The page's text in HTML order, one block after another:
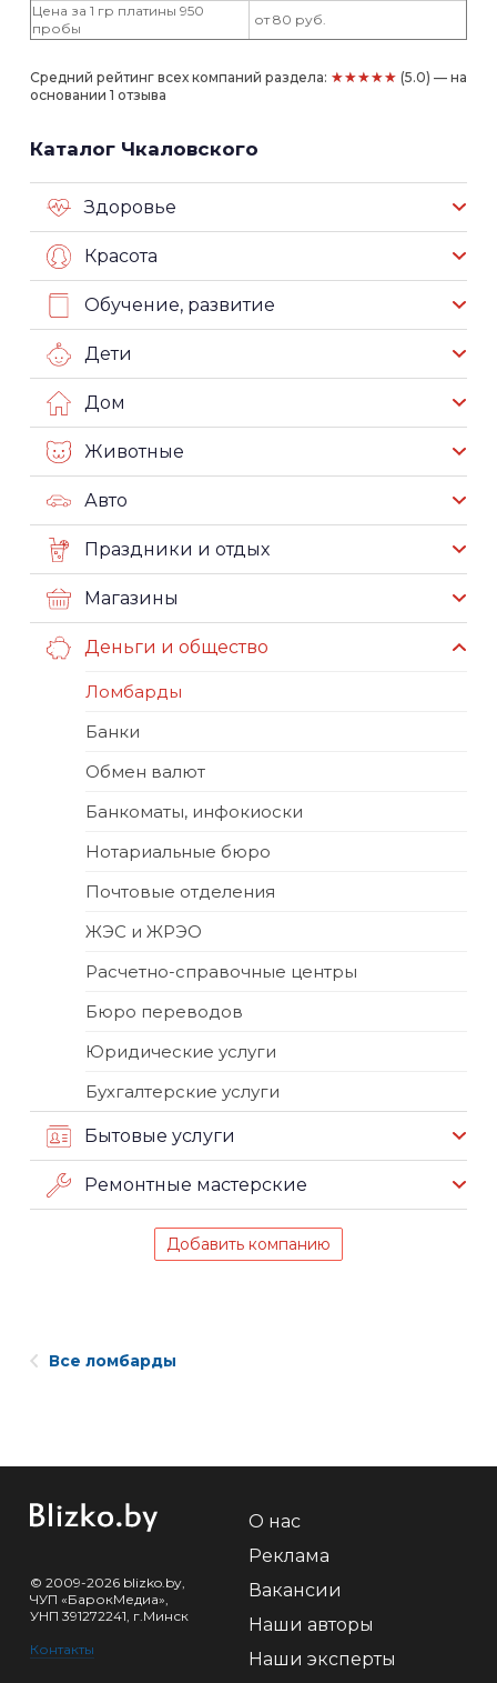
Цена за 1 гр платины 950
пробы
от 80 руб.
Средний рейтинг всех компаний раздела: ★★★★★ (5.0) — на
основании 1 отзыва
Каталог Чкаловского
Здоровье
Красота
Обучение, развитие
Дети
Дом
Животные
Авто
Праздники и отдых
Магазины
Деньги и общество
Ломбарды
Банки
Обмен валют
Банкоматы, инфокиоски
Нотариальные бюро
Почтовые отделения
ЖЭС и ЖРЭО
Расчетно-справочные центры
Бюро переводов
Юридические услуги
Бухгалтерские услуги
Бытовые услуги
Ремонтные мастерские
Добавить компанию
Все ломбарды
© 2009-2026 blizko.by,
ЧУП «БарокМедиа»,
УНП 391272241, г.Минск
Контакты
О нас
Реклама
Вакансии
Наши авторы
Наши эксперты